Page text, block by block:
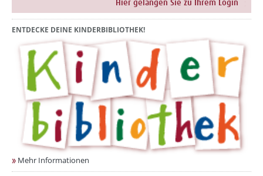
ENTDECKE DEINE KINDERBIBLIOTHEK!
Mehr Informationen